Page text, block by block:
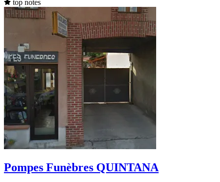
top notes
Pompes Funèbres QUINTANA